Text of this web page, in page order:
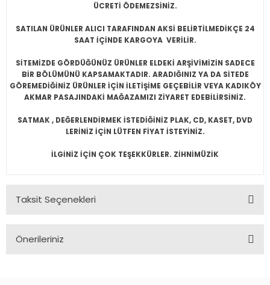
ÜCRETİ ÖDEMEZSİNİZ.
SATILAN ÜRÜNLER ALICI TARAFINDAN AKSİ BELİRTİLMEDİKÇE 24
SAAT İÇİNDE KARGOYA VERİLİR.
SİTEMİZDE GÖRDÜĞÜNÜZ ÜRÜNLER ELDEKİ ARŞİVİMİZİN SADECE
BİR BÖLÜMÜNÜ KAPSAMAKTADIR. ARADIĞINIZ YA DA SİTEDE
GÖREMEDİĞİNİZ ÜRÜNLER İÇİN İLETİŞİME GEÇEBİLİR VEYA KADIKÖY
AKMAR PASAJINDAKİ MAĞAZAMIZI ZİYARET EDEBİLİRSİNİZ.
SATMAK , DEĞERLENDİRMEK İSTEDİĞİNİZ PLAK, CD, KASET, DVD
LERİNİZ İÇİN LÜTFEN FİYAT İSTEYİNİZ.
İLGİNİZ İÇİN ÇOK TEŞEKKÜRLER. ZİHNİMÜZİK
Taksit Seçenekleri
Önerileriniz